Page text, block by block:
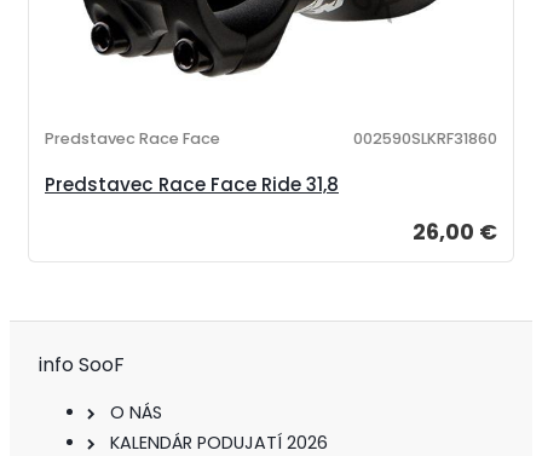
Predstavec Race Face Ride 31,8
Predstavec Race Face 002590SLKRF31860
26,00 €
info SooF
O NÁS
KALENDÁR PODUJATÍ 2026